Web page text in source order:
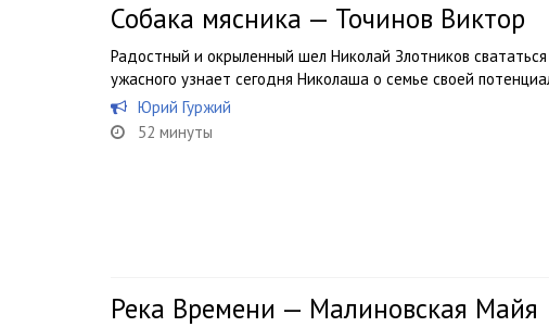
Собака мясника — Точинов Виктор
Радостный и окрыленный шел Николай Злотников
ужасного узнает сегодня Николаша о семье своей
Юрий Гуржий
52 минуты
Река Времени — Малиновская Майя